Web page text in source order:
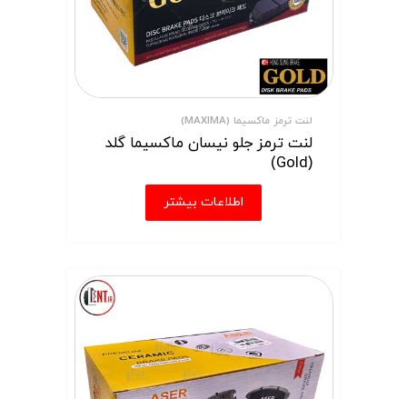
لنت ترمز ماکسیما (MAXIMA)
لنت ترمز جلو نیسان ماکسیما گلد
(Gold)
اطلاعات بیشتر